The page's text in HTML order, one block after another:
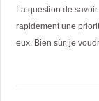
La question de
rapidement une
eux. Bien sûr, je